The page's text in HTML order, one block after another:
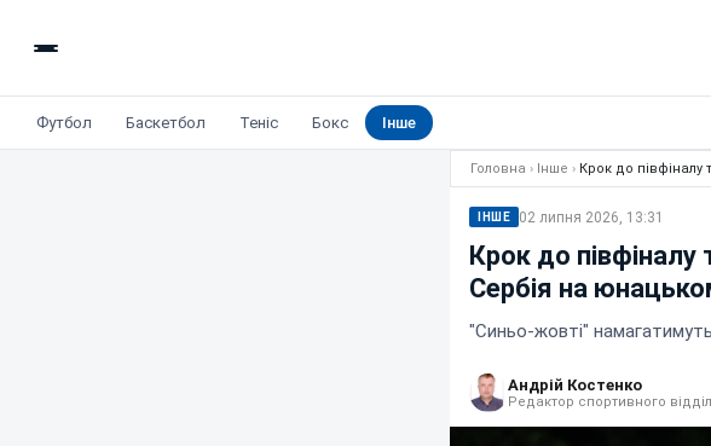
Футбол Баскетбол Теніс Бокс Інше
Головна › Інше › Крок до
ІНШЕ 02 липня 2026, 13:31
Крок до
Сербія на
"Синьо-жовті"
Андрій Костенко
Редактор спортивного